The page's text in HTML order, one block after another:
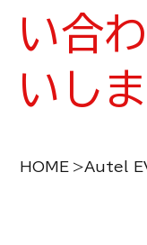
い合
いしま
HOME >Autel